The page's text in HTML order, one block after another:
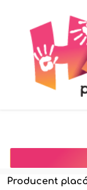
Producent